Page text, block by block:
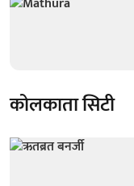
कोलकाता सिटी